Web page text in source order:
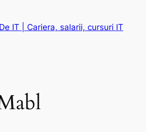
IT | Cariera, salarii, cursuri IT